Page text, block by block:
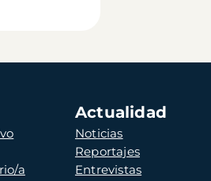
a
Actualidad
Noticias
Reportajes
Entrevistas